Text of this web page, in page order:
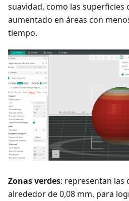
suavidad, como las superficies
aumentado en áreas con
tiempo.
Zonas verdes: representan las
alrededor de 0,08 mm, para